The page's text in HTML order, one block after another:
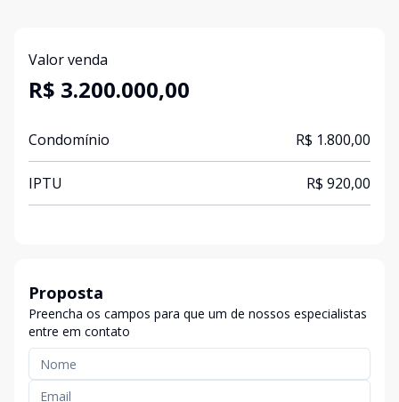
Valor venda
R$ 3.200.000,00
Condomínio R$ 1.800,00
IPTU R$ 920,00
Proposta
Preencha os campos para que um de nossos especialistas
entre em contato